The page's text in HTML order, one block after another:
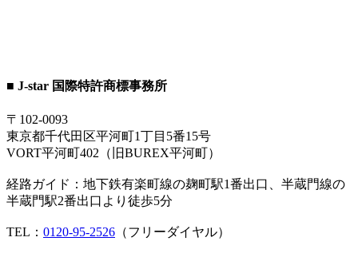
■ J-star 国際特許商標事務所
〒102-0093
東京都千代田区平河町1丁目5番15号
VORT平河町402（旧BUREX平河町）
経路ガイド：地下鉄有楽町線の麹町駅1番出口、半蔵門線の
半蔵門駅2番出口より徒歩5分
TEL： 0120-95-2526 （フリーダイヤル）